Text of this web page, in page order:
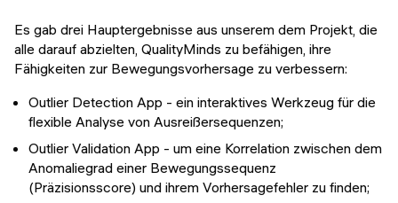
Es gab drei Hauptergebnisse aus unserem dem Projekt, die
alle darauf abzielten, QualityMinds zu befähigen, ihre
Fähigkeiten zur Bewegungsvorhersage zu verbessern:
Outlier Detection App - ein interaktives Werkzeug für die
flexible Analyse von Ausreißersequenzen;
Outlier Validation App - um eine Korrelation zwischen dem
Anomaliegrad einer Bewegungssequenz
(Präzisionsscore) und ihrem Vorhersagefehler zu finden;